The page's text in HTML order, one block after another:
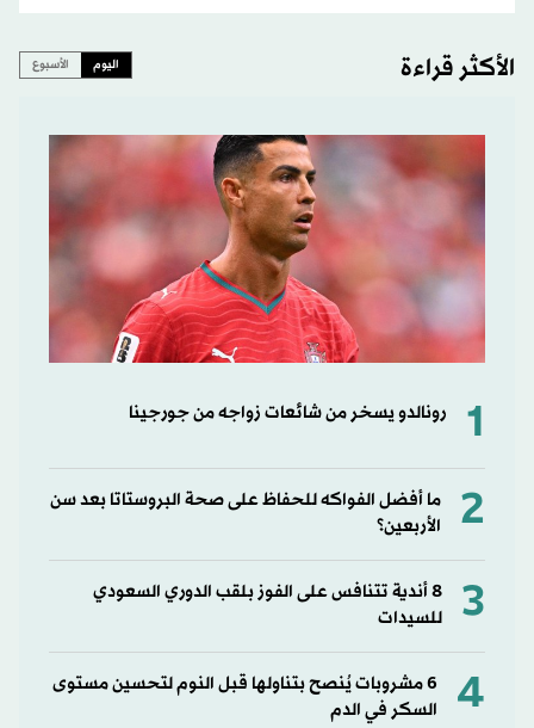
الأكثر قراءة اليوم الأسبوع
1 رونالدو يسخر من شائعات زواجه من جورجينا
2
ما أفضل الفواكه للحفاظ على صحة البروستاتا بعد سن
الأربعين؟
3
8 أندية تتنافس على الفوز بلقب الدوري السعودي
للسيدات
4
6 مشروبات يُنصح بتناولها قبل النوم لتحسين مستوى
السكر في الدم